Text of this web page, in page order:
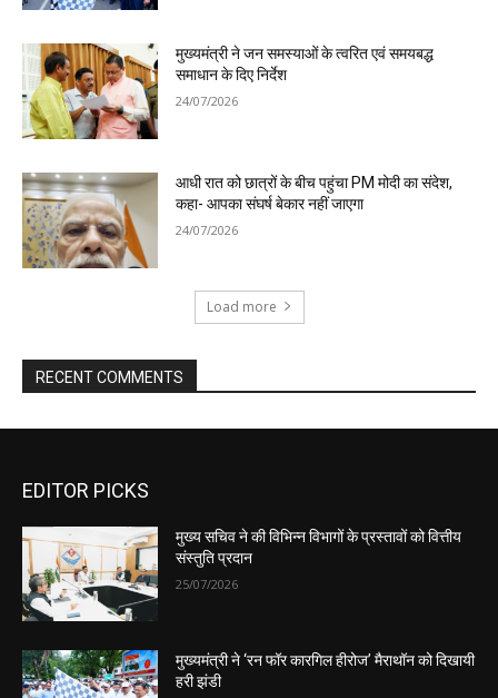
EDITOR PICKS
मुख्य सचिव ने की विभिन्न विभागों के प्रस्तावों को वित्तीय
संस्तुति प्रदान
25/07/2026
मुख्यमंत्री ने ‘रन फॉर कारगिल हीरोज’ मैराथॉन को दिखायी
हरी झंडी